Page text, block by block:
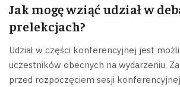
Jak mogę wziąć udział w
prelekcjach?
Udział w części konferencyjnej jest
uczestników obecnych na wydarzeniu.
przed rozpoczęciem sesji